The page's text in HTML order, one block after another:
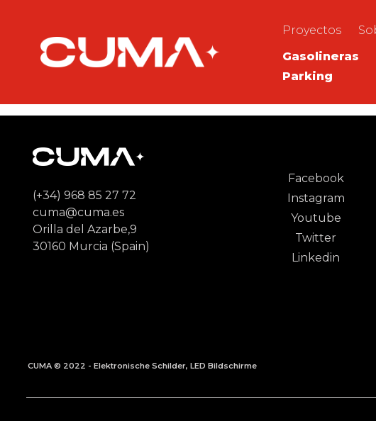
Proyectos
Gasolineras
Parking
(+34) 968 85 27 72
cuma@cuma.es
Orilla del Azarbe,9
30160 Murcia (Spain)
Facebook
Instagram
Youtube
Twitter
Linkedin
CUMA © 2022 - Elektronische Schilder, LED Bildschirme